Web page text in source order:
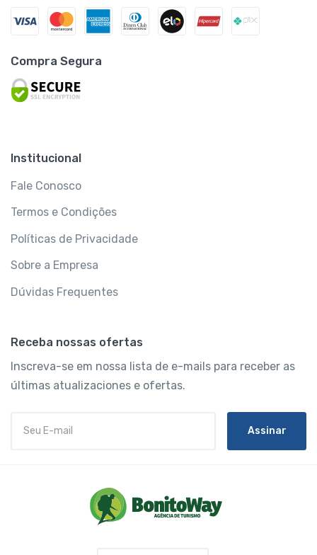
Compra Segura
Institucional
Fale Conosco
Termos e Condições
Políticas de Privacidade
Sobre a Empresa
Dúvidas Frequentes
Receba nossas ofertas
Inscreva-se em nossa lista de e-mails para receber as
últimas atualizaciones e ofertas.
Assinar